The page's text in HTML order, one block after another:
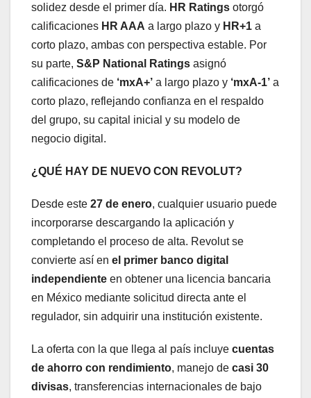
solidez desde el primer día. HR Ratings otorgó
calificaciones HR AAA a largo plazo y HR+1 a
corto plazo, ambas con perspectiva estable. Por
su parte, S&P National Ratings asignó
calificaciones de ‘mxA+’ a largo plazo y ‘mxA-1’ a
corto plazo, reflejando confianza en el respaldo
del grupo, su capital inicial y su modelo de
negocio digital.
¿QUÉ HAY DE NUEVO CON REVOLUT?
Desde este 27 de enero, cualquier usuario puede
incorporarse descargando la aplicación y
completando el proceso de alta. Revolut se
convierte así en el primer banco digital
independiente en obtener una licencia bancaria
en México mediante solicitud directa ante el
regulador, sin adquirir una institución existente.
La oferta con la que llega al país incluye cuentas
de ahorro con rendimiento, manejo de casi 30
divisas, transferencias internacionales de bajo